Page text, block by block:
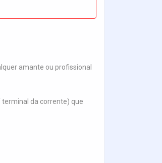
amante ou profissional
da corrente) que